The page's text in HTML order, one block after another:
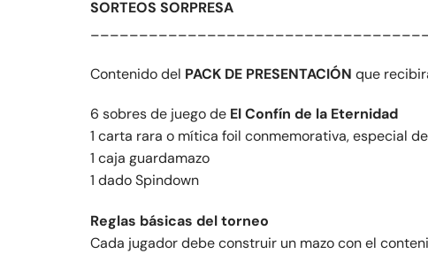
SORTEOS SORPRESA
Contenido del PACK DE PRESENTACIÓN que
6 sobres de juego de El Confín de la Eternidad
1 carta rara o mítica foil conmemorativa, especial de
1 caja guardamazo
1 dado Spindown
Reglas básicas del torneo
Cada jugador debe construir un mazo con el